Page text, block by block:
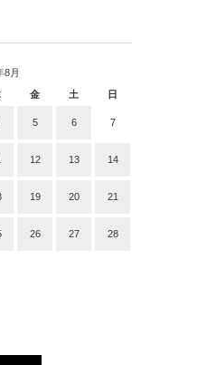
8月
金 土 日
5 6 7
12 13 14
19 20 21
26 27 28